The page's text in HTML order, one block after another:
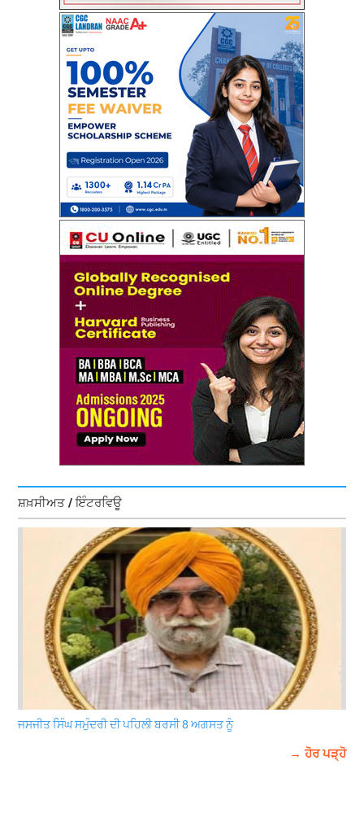
ਸ਼ਖ਼ਸੀਅਤ / ਇੰਟਰਵਿਊ
ਜਸਜੀਤ ਸਿੰਘ ਸਮੁੰਦਰੀ ਦੀ ਪਹਿਲੀ ਬਰਸੀ 8 ਅਗਸਤ ਨੂੰ
→ ਹੋਰ ਪੜ੍ਹੋ